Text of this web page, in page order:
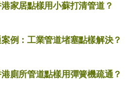
家居點樣用小蘇打清管道？
例：工業管道堵塞點樣解決？
廁所管道點樣用彈簧機疏通？